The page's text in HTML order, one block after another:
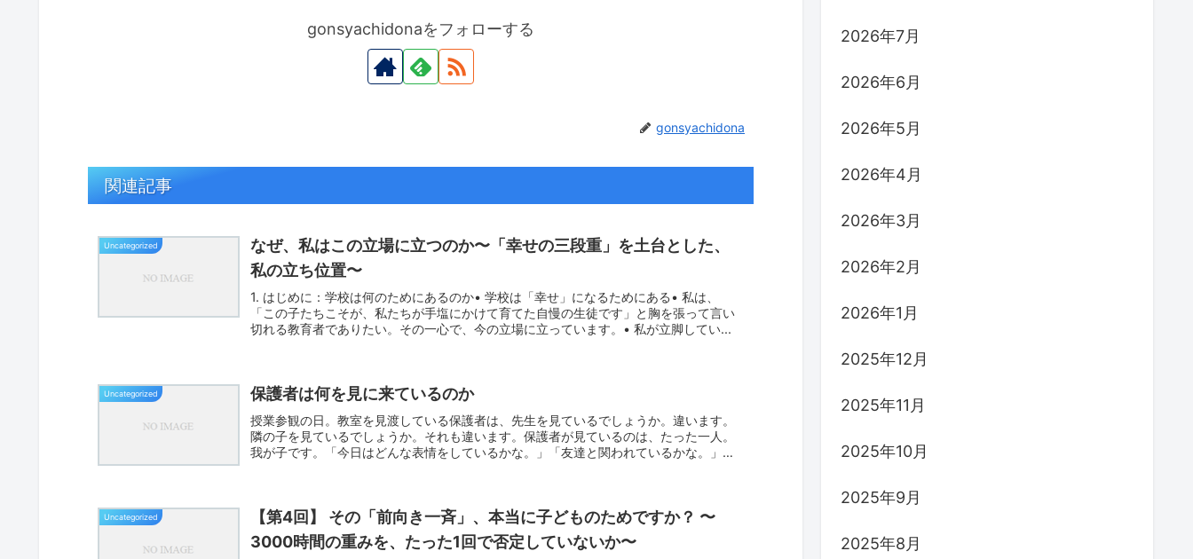
gonsyachidonaをフォローする
gonsyachidona
関連記事
Uncategorized
なぜ、私はこの立場に立つのか〜「幸せの三段重」を土台とした、
私の立ち位置〜
1. はじめに：学校は何のためにあるのか• 学校は「幸せ」になるためにある• 私は、
「この子たちこそが、私たちが手塩にかけて育てた自慢の生徒です」と胸を張って言い
切れる教育者でありたい。その一心で、今の立場に立っています。• 私が立脚してい...
Uncategorized 保護者は何を見に来ているのか
授業参観の日。教室を見渡している保護者は、先生を見ているでしょうか。違います。
隣の子を見ているでしょうか。それも違います。保護者が見ているのは、たった一人。
我が子です。「今日はどんな表情をしているかな。」「友達と関われているかな。」
Uncategorized
【第4回】 その「前向き一斉」、本当に子どものためですか？ 〜
3000時間の重みを、たった1回で否定していないか〜
2026年7月
2026年6月
2026年5月
2026年4月
2026年3月
2026年2月
2026年1月
2025年12月
2025年11月
2025年10月
2025年9月
2025年8月